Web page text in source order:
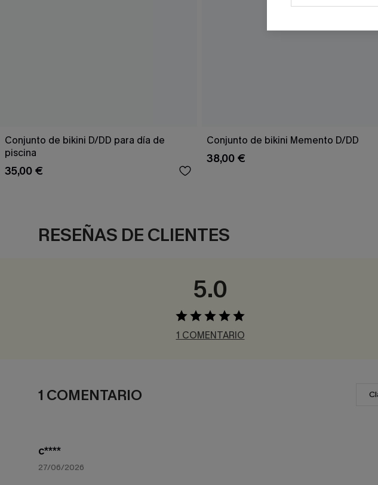
Conjunto de bikini D/DD para día de
piscina
35,00 €
Conjunto de bikini Memento D/DD
38,00 €
RESEÑAS DE CLIENTES
5.0
1 COMENTARIO
1 COMENTARIO
c****
27/06/2026